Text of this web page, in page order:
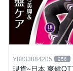
Y8833884205 256
現貨~日本 爽健